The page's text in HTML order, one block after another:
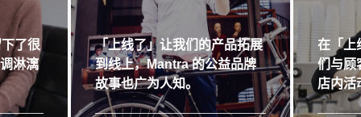
了很
淋漓
「上线了」让我们的产品拓展
到线上，Mantra 的公益品牌
故事也广为人知。
在「上
们与顾
店内活